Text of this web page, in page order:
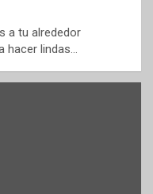
a tu alrededor
hacer lindas…